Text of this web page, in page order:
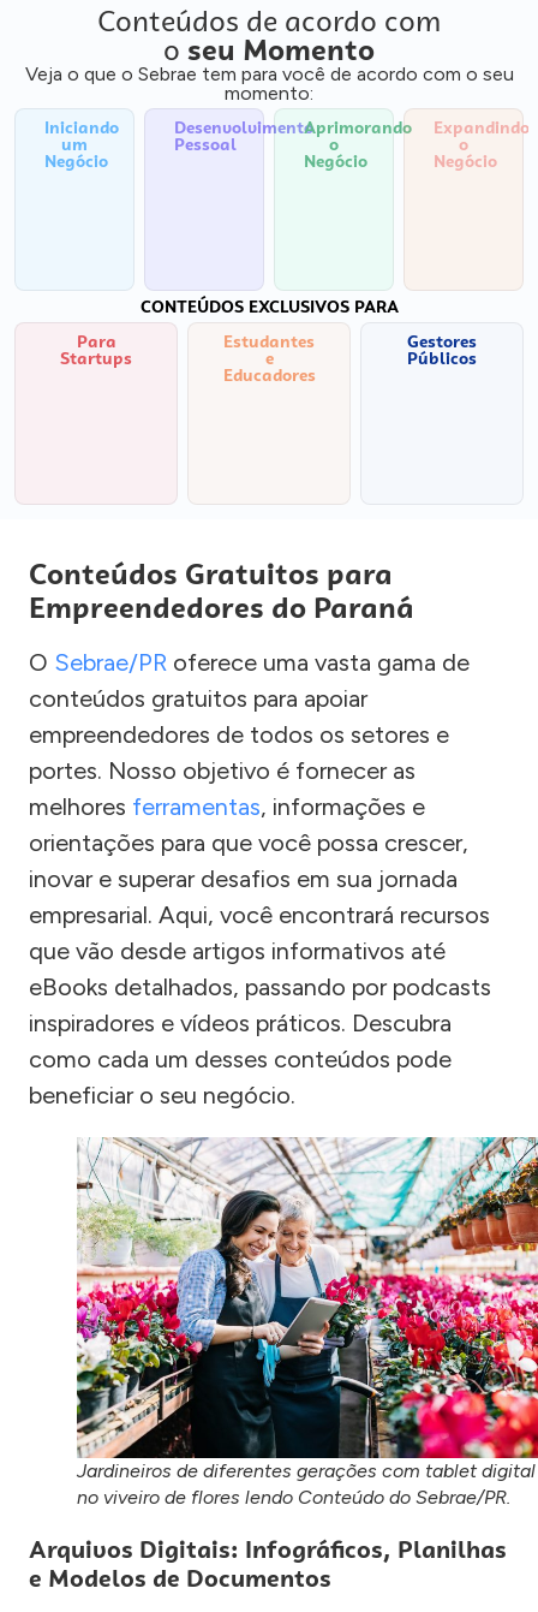
Conteúdos de acordo com
o seu Momento
Veja o que o Sebrae tem para você de acordo com o seu
momento:
Iniciando
um
Negócio
Desenvolvimento
Pessoal
Aprimorando
o
Negócio
Expandindo
o
Negócio
CONTEÚDOS EXCLUSIVOS PARA
Para
Startups
Estudantes
e
Educadores
Gestores
Públicos
Conteúdos Gratuitos para
Empreendedores do Paraná
O Sebrae/PR oferece uma vasta gama de
conteúdos gratuitos para apoiar
empreendedores de todos os setores e
portes. Nosso objetivo é fornecer as
melhores ferramentas, informações e
orientações para que você possa crescer,
inovar e superar desafios em sua jornada
empresarial. Aqui, você encontrará recursos
que vão desde artigos informativos até
eBooks detalhados, passando por podcasts
inspiradores e vídeos práticos. Descubra
como cada um desses conteúdos pode
beneficiar o seu negócio.
Jardineiros de diferentes gerações com tablet digital
no viveiro de flores lendo Conteúdo do Sebrae/PR.
Arquivos Digitais: Infográficos, Planilhas
e Modelos de Documentos